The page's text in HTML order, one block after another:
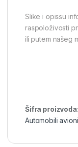
Slike i opissu
raspoloživosti
ili putem našeg
Šifra proizvoda:
Automobili